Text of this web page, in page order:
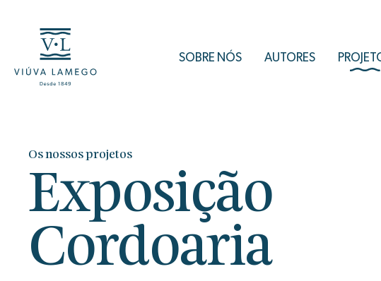
SOBRE NÓS AUTORES
Os nossos projetos
Exposição
Cordoaria